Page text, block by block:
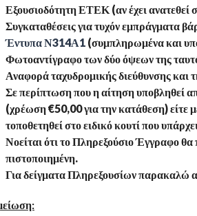
Εξουσιοδότητη ΕΤΕΚ (αν έχει ανατεθεί
Συγκαταθέσεις για τυχόν εμπράγματα
Έντυπα Ν314Α1 (συμπληρωμένα και
Φωτοαντίγραφο των δύο όψεων της
Αναφορά ταχυδρομικής διεύθυνσης και
Σε περίπτωση που η αίτηση υποβληθεί
(χρέωση €50,00 για την κατάθεση) είτε
τοποθετηθεί στο ειδικό κουτί που
Νοείται ότι το Πληρεξούσιο Έγγραφο
πιστοποιημένη.
Για δείγματα Πληρεξουσίων παρακαλώ